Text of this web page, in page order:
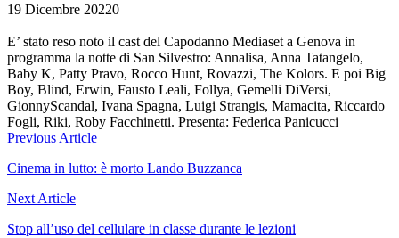
19 Dicembre 20220
E’ stato reso noto il cast del Capodanno Mediaset a Genova in
programma la notte di San Silvestro: Annalisa, Anna Tatangelo,
Baby K, Patty Pravo, Rocco Hunt, Rovazzi, The Kolors. E poi Big
Boy, Blind, Erwin, Fausto Leali, Follya, Gemelli DiVersi,
GionnyScandal, Ivana Spagna, Luigi Strangis, Mamacita, Riccardo
Fogli, Riki, Roby Facchinetti. Presenta: Federica Panicucci
Navigazione
articoli
Previous Article
Cinema in lutto: è morto Lando Buzzanca
Next Article
Stop all’uso del cellulare in classe durante le lezioni